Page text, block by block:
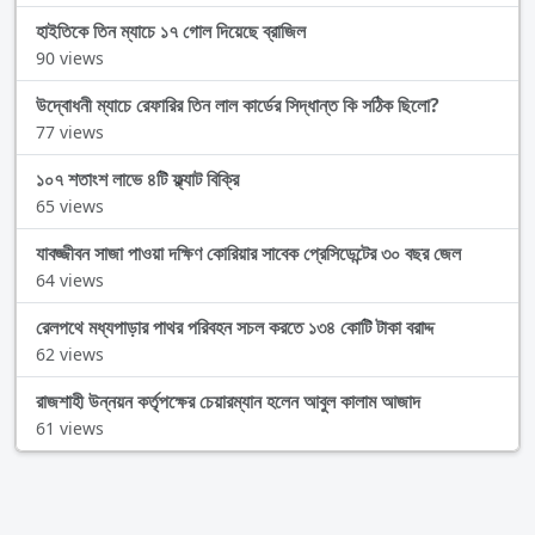
হাইতিকে তিন ম্যাচে ১৭ গোল দিয়েছে ব্রাজিল
90 views
উদ্বোধনী ম্যাচে রেফারির তিন লাল কার্ডের সিদ্ধান্ত কি সঠিক ছিলো?
77 views
১০৭ শতাংশ লাভে ৪টি ফ্ল্যাট বিক্রি
65 views
যাবজ্জীবন সাজা পাওয়া দক্ষিণ কোরিয়ার সাবেক প্রেসিডেন্টের ৩০ বছর জেল
64 views
রেলপথে মধ্যপাড়ার পাথর পরিবহন সচল করতে ১৩৪ কোটি টাকা বরাদ্দ
62 views
রাজশাহী উন্নয়ন কর্তৃপক্ষের চেয়ারম্যান হলেন আবুল কালাম আজাদ
61 views